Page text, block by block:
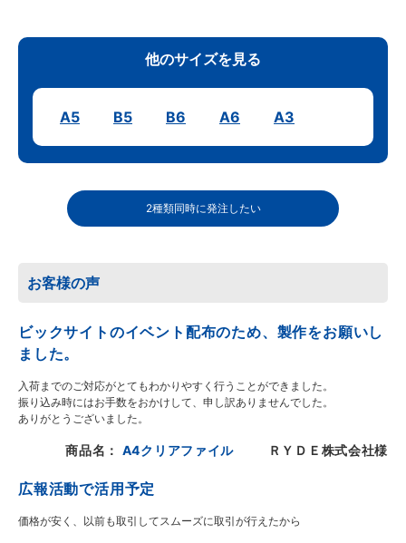
他のサイズを見る
A5 B5 B6 A6 A3
2種類同時に発注したい
お客様の声
ビックサイトのイベント配布のため、製作をお願いし
ました。
入荷までのご対応がとてもわかりやすく行うことができました。
振り込み時にはお手数をおかけして、申し訳ありませんでした。
ありがとうございました。
商品名： A4クリアファイル ＲＹＤＥ株式会社様
広報活動で活用予定
価格が安く、以前も取引してスムーズに取引が行えたから